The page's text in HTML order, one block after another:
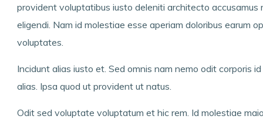
provident voluptatibus iusto deleniti architecto accusamus
eligendi. Nam id molestiae esse aperiam doloribus earum
voluptates.
Incidunt alias iusto et. Sed omnis nam nemo odit corporis
alias. Ipsa quod ut provident ut natus.
Odit sed voluptate voluptatum et hic rem. Id molestiae